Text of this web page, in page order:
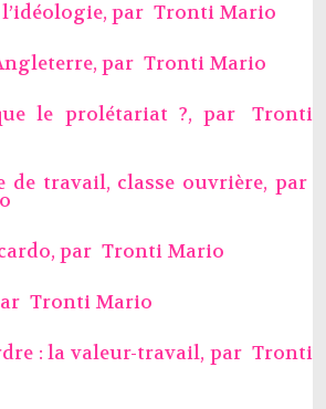
par Tronti Mario
par Tronti Mario
le prolétariat ?, par Tronti
de travail, classe ouvrière, par
par Tronti Mario
Tronti Mario
: la valeur-travail, par Tronti